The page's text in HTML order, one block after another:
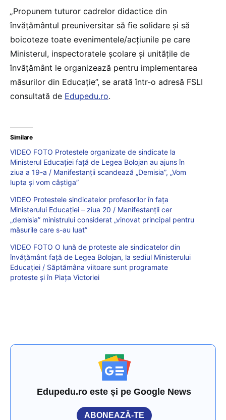
„Propunem tuturor cadrelor didactice din
învăţământul preuniversitar să fie solidare şi să
boicoteze toate evenimentele/acțiunile pe care
Ministerul, inspectoratele școlare şi unităţile de
învăţământ le organizează pentru implementarea
măsurilor din Educație”, se arată într-o adresă FSLI
consultată de Edupedu.ro.
Similare
VIDEO FOTO Protestele organizate de sindicate la
Ministerul Educației față de Legea Bolojan au ajuns în
ziua a 19-a / Manifestanții scandează „Demisia”, „Vom
lupta și vom câștiga”
VIDEO Protestele sindicatelor profesorilor în fața
Ministerului Educației – ziua 20 / Manifestanții cer
„demisia” ministrului considerat „vinovat principal pentru
măsurile care s-au luat”
VIDEO FOTO O lună de proteste ale sindicatelor din
învățământ față de Legea Bolojan, la sediul Ministerului
Educației / Săptămâna viitoare sunt programate
proteste și în Piața Victoriei
Edupedu.ro este și pe Google News
ABONEAZĂ-TE